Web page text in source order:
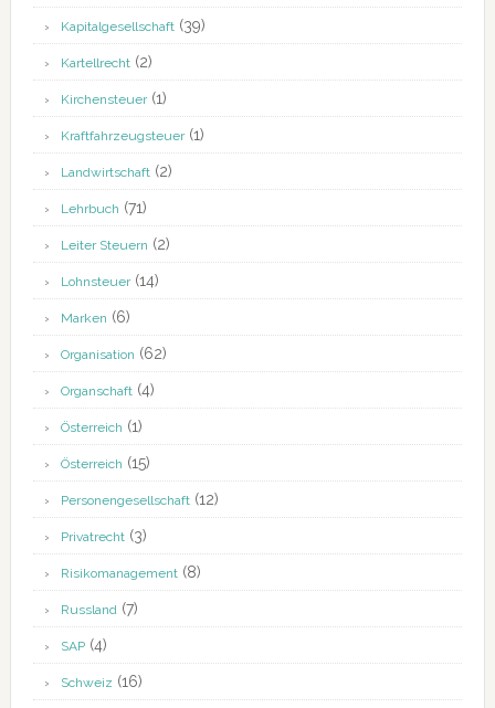
Kapitalgesellschaft(39)
Kartellrecht(2)
Kirchensteuer(1)
Kraftfahrzeugsteuer(1)
Landwirtschaft(2)
Lehrbuch (71)
Leiter Steuern (2)
Lohnsteuer(14)
Marken (6)
Organisation (62)
Organschaft(4)
Österreich (1)
Österreich (15)
Personengesellschaft(12)
Privatrecht(3)
Risikomanagement(8)
Russland(7)
SAP(4)
Schweiz (16)